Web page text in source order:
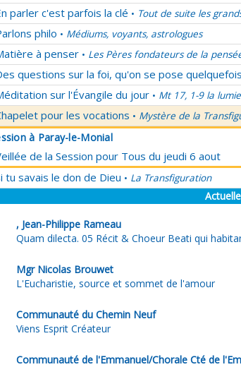
parler c'est parfois la clé • Tout de suite les
philo • Médiums, voyants, astrologues
à penser • Les Pères fondateurs de la
questions sur la foi, qu'on se pose quelquefois
sur l'Évangile du jour • Mt 17, 1-9 la
pour les vocations • Mystère de la
à Paray-le-Monial
de la Session pour Tous du jeudi 6 aout
tu savais le don de Dieu • La Transfiguration
, Jean-Philippe Rameau
Quam dilecta. 05 Récit & Choeur Beati qui
Mgr Nicolas Brouwet
L'Eucharistie, source et sommet de l'amour
Communauté du Chemin Neuf
Viens Esprit Créateur
Communauté de l'Emmanuel/Chorale Cté de